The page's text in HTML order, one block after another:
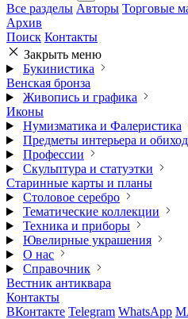
Все разделы Авторы Торговые
Архив
Поиск Контакты
Закрыть меню
Букинистика
Венская бронза
Живопись и графика
Иконы
Нумизматика и Фалеристика
Предметы интерьера и
Профессии
Скульптура и статуэтки
Старинные карты и планы
Столовое серебро
Тематические коллекции
Техника и приборы
Ювелирные украшения
О нас
Справочник
Вестник антиквара
Контакты
ВКонтакте Telegram WhatsApp